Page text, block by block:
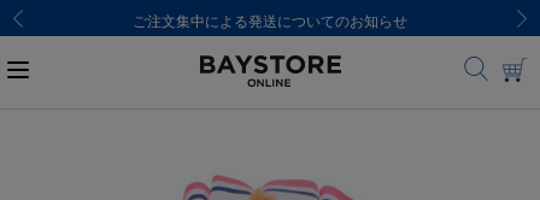
ご注文集中による発送についてのお知らせ